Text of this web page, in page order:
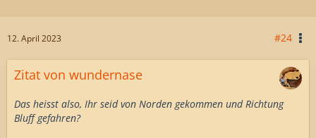
12. April 2023 #24
Zitat von wundernase
Das heisst also, Ihr seid von Norden gekommen und Richtung
Bluff gefahren?